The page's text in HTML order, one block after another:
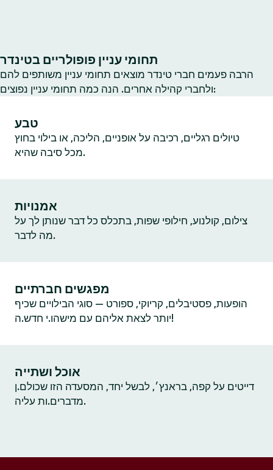
תחומי עניין פופולריים בטינדר
הרבה פעמים חברי טינדר מוצאים תחומי עניין משותפים להם
ולחברי קהילה אחרים. הנה כמה תחומי עניין נפוצים:
טבע
טיולים רגליים, רכיבה על אופניים, הליכה, או בילוי בחוץ
מכל סיבה שהיא.
אמנויות
צילום, קולנוע, חילופי שפות, בתכלס כל דבר שנותן לך על
מה לדבר.
מפגשים חברתיים
הופעות, פסטיבלים, קריוקי, ספורט — סוגי הבילויים שכיף
יותר לצאת אליהם עם מישהו.י חדש.ה!
אוכל ושתייה
דייטים על קפה, בראנץ׳, לבשל יחד, המסעדה הזו שכולם.ן
מדברים.ות עליה.